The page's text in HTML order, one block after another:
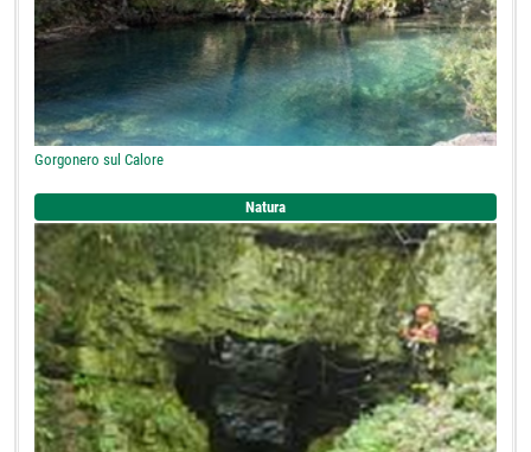
Gorgonero sul Calore
Natura